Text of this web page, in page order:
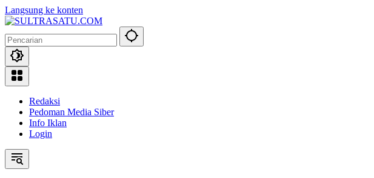
Langsung ke konten
Redaksi
Pedoman Media Siber
Info Iklan
Login